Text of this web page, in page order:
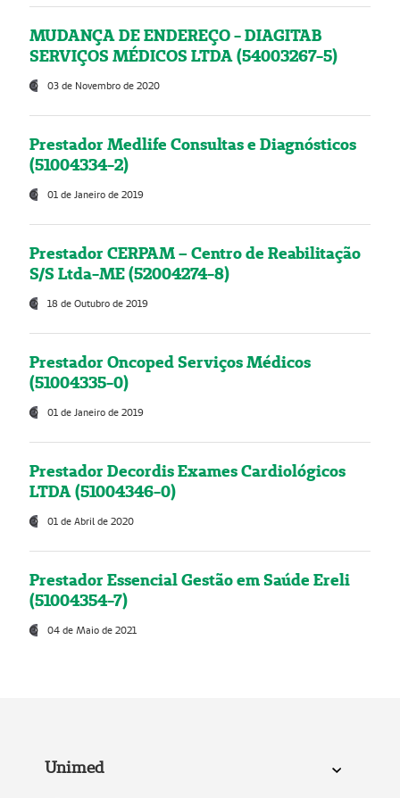
MUDANÇA DE ENDEREÇO - DIAGITAB
SERVIÇOS MÉDICOS LTDA (54003267-5)
03 de Novembro de 2020
Prestador Medlife Consultas e Diagnósticos
(51004334-2)
01 de Janeiro de 2019
Prestador CERPAM – Centro de Reabilitação
S/S Ltda-ME (52004274-8)
18 de Outubro de 2019
Prestador Oncoped Serviços Médicos
(51004335-0)
01 de Janeiro de 2019
Prestador Decordis Exames Cardiológicos
LTDA (51004346-0)
01 de Abril de 2020
Prestador Essencial Gestão em Saúde Ereli
(51004354-7)
04 de Maio de 2021
Unimed